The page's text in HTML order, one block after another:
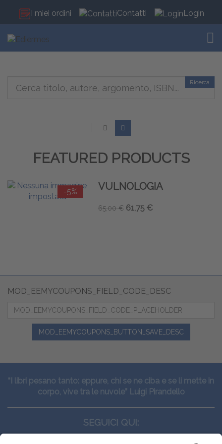
I miei ordini Contatti Login
Ricerca
FEATURED PRODUCTS
-5% VULNOLOGIA
65,00 € 61,75 €
MOD_EEMYCOUPONS_FIELD_CODE_DESC
MOD_EEMYCOUPONS_BUTTON_SAVE_DESC
“I libri pesano tanto: eppure, chi se ne ciba e se li mette in
corpo, vive tra le nuvole” Luigi Pirandello
SEGUICI QUI: